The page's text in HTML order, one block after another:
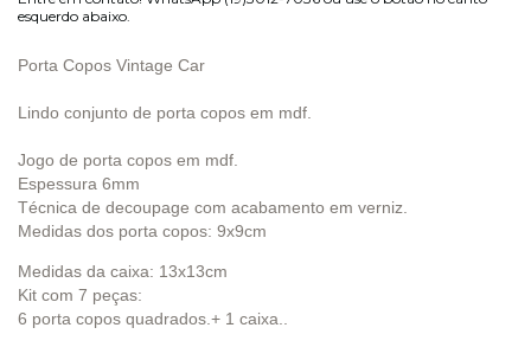
esquerdo abaixo.
Porta Copos Vintage Car
Lindo conjunto de porta copos em mdf.
Jogo de porta copos em mdf.
Espessura 6mm
Técnica de decoupage com acabamento em verniz.
Medidas dos porta copos: 9x9cm
Medidas da caixa: 13x13cm
Kit com 7 peças:
6 porta copos quadrados.+ 1 caixa..